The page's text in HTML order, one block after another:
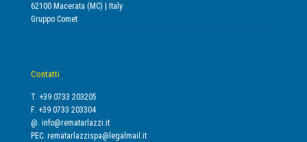
62100 Macerata (MC) | Italy
Gruppo Comet
Contatti
T. +39 0733 203205
F. +39 0733 203304
@. info@rematarlazzi.it
PEC. rematarlazzispa@legalmail.it